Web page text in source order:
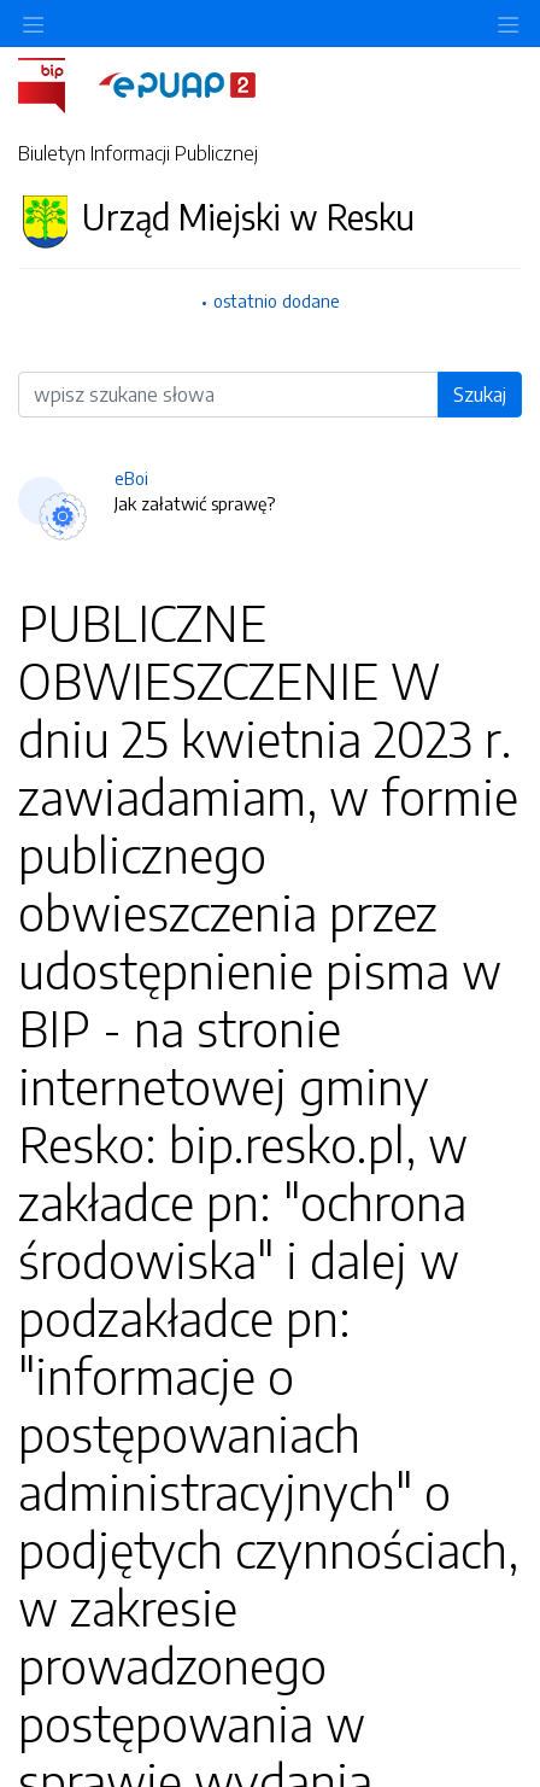
Biuletyn Informacji Publicznej
Urząd Miejski w Resku
ostatnio dodane
Wyszukiwarka Szukaj
eBoi
Jak załatwić sprawę?
PUBLICZNE
OBWIESZCZENIE W
dniu 25 kwietnia 2023 r.
zawiadamiam, w formie
publicznego
obwieszczenia przez
udostępnienie pisma w
BIP - na stronie
internetowej gminy
Resko: bip.resko.pl, w
zakładce pn: "ochrona
środowiska" i dalej w
podzakładce pn:
"informacje o
postępowaniach
administracyjnych" o
podjętych czynnościach,
w zakresie
prowadzonego
postępowania w